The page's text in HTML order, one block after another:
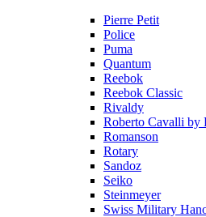
Pierre Petit
Police
Puma
Quantum
Reebok
Reebok Classic
Rivaldy
Roberto Cavalli by
Romanson
Rotary
Sandoz
Seiko
Steinmeyer
Swiss Military